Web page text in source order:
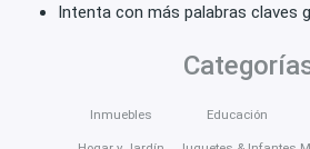
Intenta con más palabras claves
Inmuebles Educación